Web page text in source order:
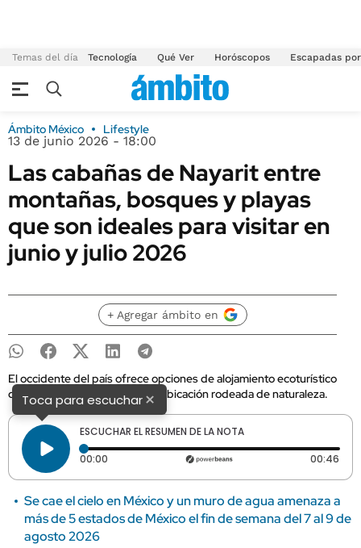
Temas del día Tecnología Qué Ver Horóscopos Escapadas
Ámbito México Lifestyle
13 de junio 2026 - 18:00
Las cabañas de Nayarit entre
montañas, bosques y playas
que son ideales para visitar en
junio y julio 2026
+ Agregar ámbito en
El occidente del país ofrece opciones de alojamiento ecoturístico
que destacan por su diseño y ubicación rodeada de naturaleza.
Toca para escuchar×
ESCUCHAR EL RESUMEN DE LA NOTA
00:00 Tiempo transcurrido: 0 segundos 00:46
Se cae el cielo en México y un muro de agua amenaza a
más de 5 estados de México el fin de semana del 7 al 9 de
agosto 2026